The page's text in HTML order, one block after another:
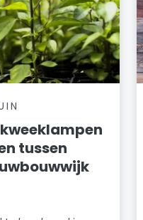
tussen